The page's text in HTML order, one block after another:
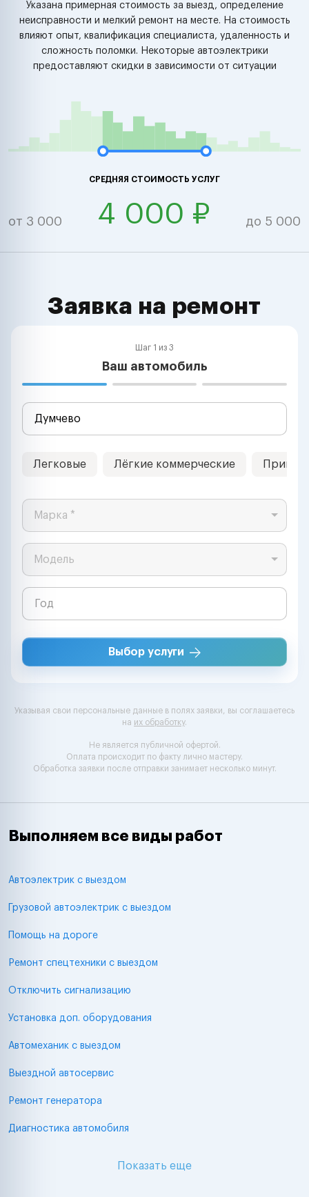
Указана примерная стоимость за выезд, определение
неисправности и мелкий ремонт на месте. На стоимость
влияют опыт, квалификация специалиста, удаленность и
сложность поломки. Некоторые автоэлектрики
предоставляют скидки в зависимости от ситуации
СРЕДНЯЯ СТОИМОСТЬ УСЛУГ
от 3 000 4 000 ₽ до 5 000
Заявка на ремонт
Шаг 1 из 3
Ваш автомобиль
Легковые Лёгкие коммерческие
Марка *
Модель
Выбор услуги
Указывая свои персональные данные в полях заявки, вы соглашаетесь
на их обработку.
Не является публичной офертой.
Оплата происходит по факту лично мастеру.
Обработка заявки после отправки занимает несколько минут.
Выполняем все виды работ
Автоэлектрик с выездом
Грузовой автоэлектрик с выездом
Помощь на дороге
Ремонт спецтехники с выездом
Отключить сигнализацию
Установка доп. оборудования
Автомеханик с выездом
Выездной автосервис
Ремонт генератора
Диагностика автомобиля
Показать еще